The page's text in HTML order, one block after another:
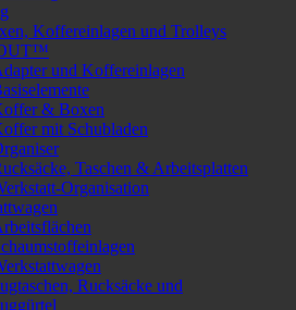
Koffereinlagen und Trolleys
und Koffereinlagen
& Boxen
mit Schubladen
Taschen & Arbeitsplatten
Organisation
Rucksäcke und